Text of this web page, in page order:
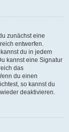
zunächst eine
entwerfen.
du in jedem
kannst eine Signatur
das
du einen
so kannst du
deaktivieren.